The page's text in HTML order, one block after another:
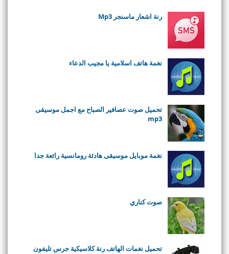
رنة اشعار ماسنجر Mp3
نغمة هاتف اسلامية يا مجيب الدعاء
تحميل صوت عصافير الصباح مع اجمل موسيقى
mp3
نغمة موبايل موسيقى هادئة رومانسية رائعة جدا
صوت كناري
تحميل نغمات الهاتف رنة كلاسيكية جرس تليفون